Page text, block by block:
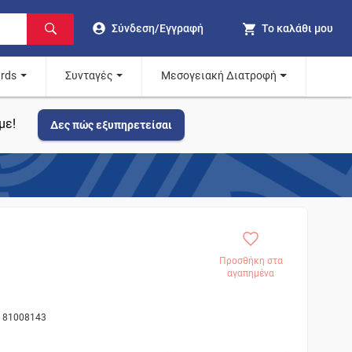
Σύνδεση/Εγγραφή Το καλάθι μου
Συνταγές Μεσογειακή Διατροφή
Δες πώς εξυπηρετείσαι
Προσθήκη στα
αγαπημένα
81008143